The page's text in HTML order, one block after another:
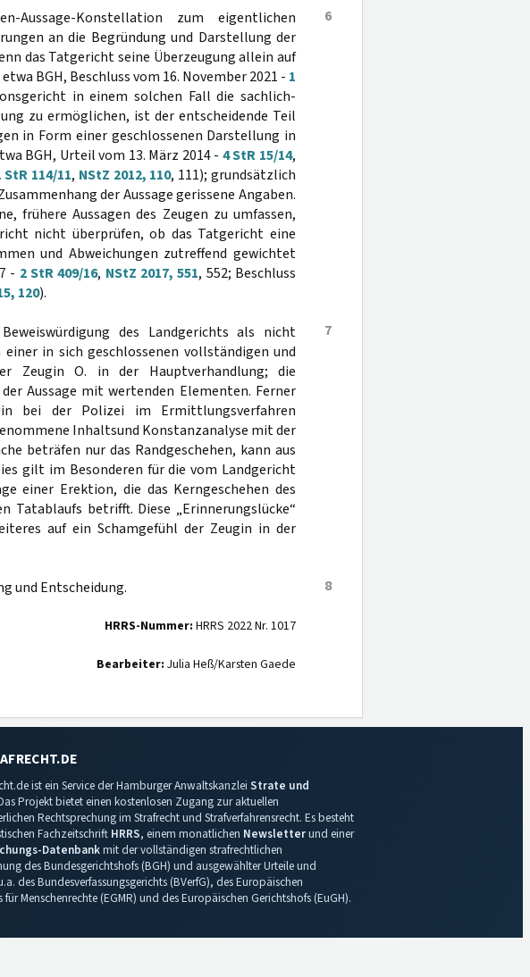
6
Aussage-Konstellation zum eigentlichen
an die Begründung und Darstellung der
das Tatgericht seine Überzeugung allein auf
BGH, Beschluss vom 16. November 2021 - 1
in einem solchen Fall die sachlich-
zu ermöglichen, ist der entscheidende Teil
in Form einer geschlossenen Darstellung in
BGH, Urteil vom 13. März 2014 - 4 StR 15/14,
StR 114/11, NStZ 2012, 110, 111); grundsätzlich
der Aussage gerissene Angaben.
frühere Aussagen des Zeugen zu umfassen,
nicht überprüfen, ob das Tatgericht eine
und Abweichungen zutreffend gewichtet
- 2 StR 409/16, NStZ 2017, 551, 552; Beschluss
120).
7
des Landgerichts als nicht
in sich geschlossenen vollständigen und
Zeugin O. in der Hauptverhandlung; die
Aussage mit wertenden Elementen. Ferner
bei der Polizei im Ermittlungsverfahren
Inhaltsund Konstanzanalyse mit der
beträfen nur das Randgeschehen, kann aus
gilt im Besonderen für die vom Landgericht
einer Erektion, die das Kerngeschehen des
Tatablaufs betrifft. Diese „Erinnerungslücke“
auf ein Schamgefühl der Zeugin in der
8
und Entscheidung.
HRRS-Nummer: HRRS 2022 Nr. 1017
Bearbeiter: Julia Heß/Karsten Gaede
ist ein Service der Hamburger Anwaltskanzlei Strate und
Projekt bietet einen kostenlosen Zugang zur aktuellen
Rechtsprechung im Strafrecht und Strafverfahrensrecht. Es besteht
Fachzeitschrift HRRS, einem monatlichen Newsletterund einer
Datenbankmit der vollständigen strafrechtlichen
des Bundesgerichtshofs (BGH) und ausgewählter Urteile und
des Bundesverfassungsgerichts (BVerfG), des Europäischen
für Menschenrechte (EGMR) und des Europäischen Gerichtshofs (EuGH).